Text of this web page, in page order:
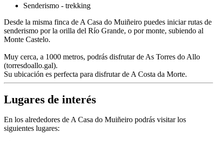
Senderismo - trekking
Desde la misma finca de A Casa do Muiñeiro puedes iniciar rutas de
senderismo por la orilla del Río Grande, o por monte, subiendo al
Monte Castelo.
Muy cerca, a 1000 metros, podrás disfrutar de As Torres do Allo
(torresdoallo.gal).
Su ubicación es perfecta para disfrutar de A Costa da Morte.
Lugares de interés
En los alrededores de A Casa do Muiñeiro podrás visitar los
siguientes lugares: